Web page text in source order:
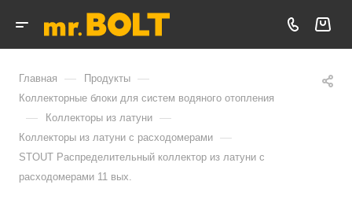
Главная — Продукты —
Коллекторные блоки для систем водяного отопления
— Коллекторы из латуни —
Коллекторы из латуни с расходомерами —
STOUT Распределительный коллектор из латуни с
расходомерами 11 вых.